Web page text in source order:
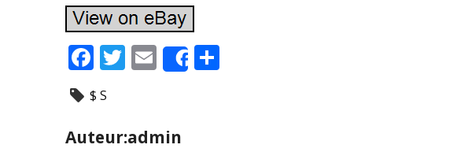
F
ac
e
b
T
er
E
m
l
Share
$ S
Auteur:admin